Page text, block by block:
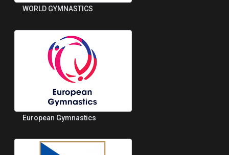
WORLD GYMNASTICS
European Gymnastics